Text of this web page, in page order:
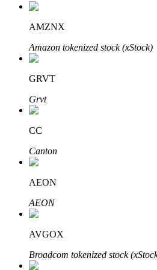
القروض
المدعومة بالعملات المشفرة
AMZNX
Amazon tokenized stock (xStock)
GRVT
Grvt
CC
Canton
AEON
AEON
AVGOX
Broadcom tokenized stock